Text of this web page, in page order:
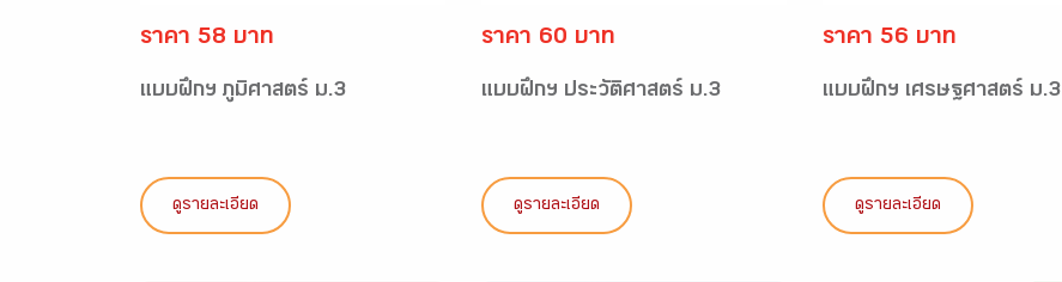
ราคา 58 บาท
แบบฝึกฯ ภูมิศาสตร์ ม.3
ดูรายละเอียด
ราคา 60 บาท
แบบฝึกฯ ประวัติศาสตร์ ม.3
ดูรายละเอียด
ราคา 56 บาท
แบบฝึกฯ เศรษฐศาสตร์ ม.3
ดูรายละเอียด